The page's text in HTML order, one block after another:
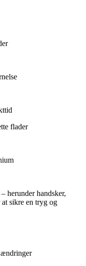
flader
herunder handsker,
sikre en tryg og
ændringer